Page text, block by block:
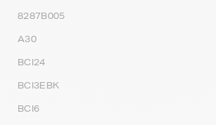
8287B005
A30
BCI24
BCI3EBK
BCI6